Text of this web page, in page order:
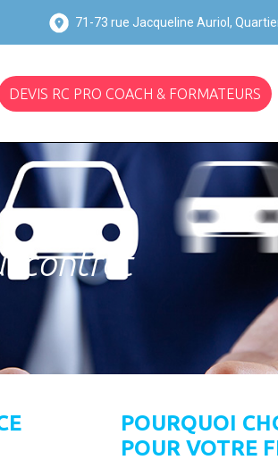
71-73 rue Jacqueline Auriol,
DEVIS RC PRO COACH & FORMATEURS
contrat
POURQUOI
POUR VOTRE